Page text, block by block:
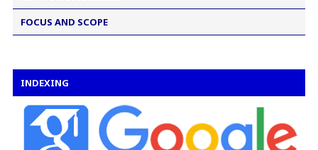
FOCUS AND SCOPE
INDEXING